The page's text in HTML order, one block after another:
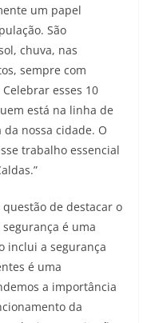
um papel
São
chuva, nas
sempre com
esses 10
está na linha de
nossa cidade. O
trabalho essencial
de destacar o
é uma
inclui a segurança
é uma
a importância
da